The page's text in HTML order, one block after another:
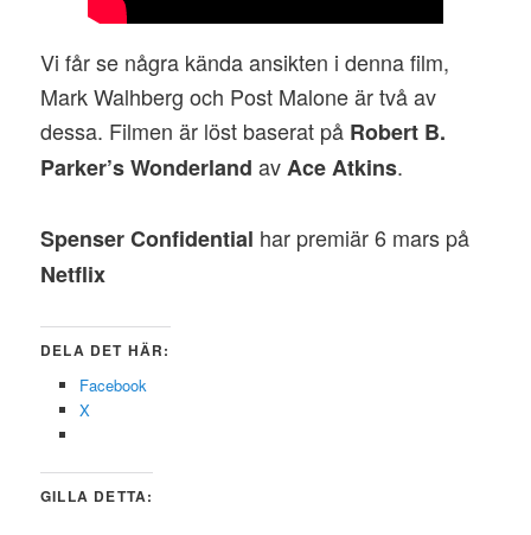
Vi får se några kända ansikten i denna film,
Mark Walhberg och Post Malone är två av
dessa. Filmen är löst baserat på Robert B.
Parker’s Wonderland avAce Atkins.
Spenser Confidential har premiär 6 mars på
Netflix
DELA DET HÄR:
Facebook
X
GILLA DETTA: